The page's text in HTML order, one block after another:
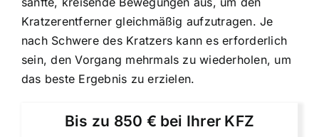
Kratzerentferner gleichmäßig aufzutragen. Je
nach Schwere des Kratzers kann es erforderlich
sein, den Vorgang mehrmals zu wiederholen, um
das beste Ergebnis zu erzielen.
Bis zu 850 € bei Ihrer KFZ